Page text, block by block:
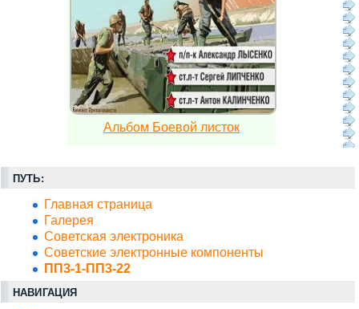
Альбом Боевой листок
ПУТЬ:
Главная страница
Галерея
Советская электроника
Советские электронные компоненты
ПП3-1-ПП3-22
НАВИГАЦИЯ